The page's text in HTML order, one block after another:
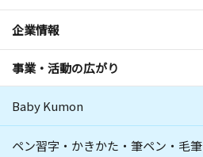
企業情報
事業・活動の広がり
Baby Kumon
ペン習字・かきかた・筆ペン・毛筆